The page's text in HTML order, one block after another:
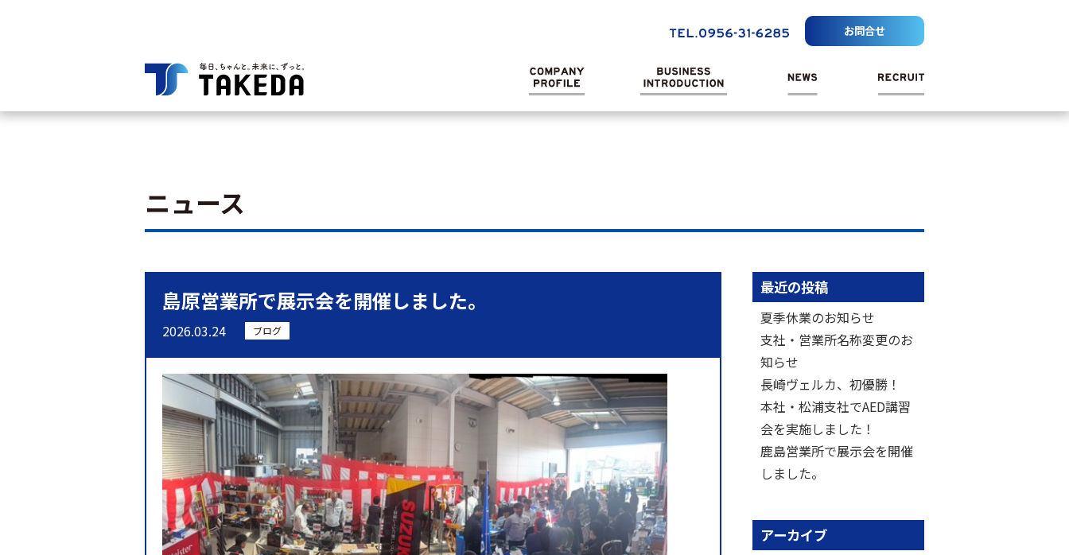
お問合せ
ニュース
島原営業所で展示会を開催しました。
2026.03.24 ブログ
最近の投稿
夏季休業のお知らせ
支社・営業所名称変更のお
知らせ
長崎ヴェルカ、初優勝！
本社・松浦支社でAED講習
会を実施しました！
鹿島営業所で展示会を開催
しました。
アーカイブ